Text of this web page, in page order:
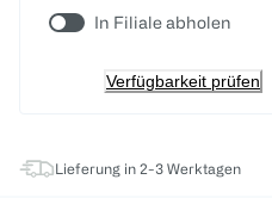
In Filiale abholen
Verfügbarkeit prüfen
Lieferung in 2-3 Werktagen